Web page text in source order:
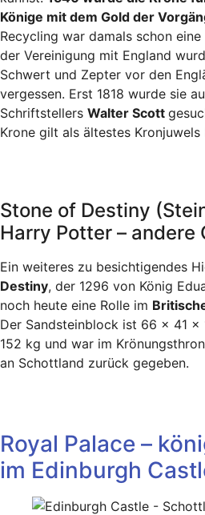
Könige mit dem Gold der
Recycling war damals schon
der Vereinigung mit England
Schwert und Zepter vor den
vergessen. Erst 1818 wurde sie
Schriftstellers Walter Scott
Krone gilt als ältestes Kronjuwels
Stone of Destiny
Harry Potter – andere
Ein weiteres zu besichtigendes
Destiny, der 1296 von König
noch heute eine Rolle im
Der Sandsteinblock ist 66 x 41 x
152 kg und war im
an Schottland zurück gegeben.
Royal Palace –
im Edinburgh